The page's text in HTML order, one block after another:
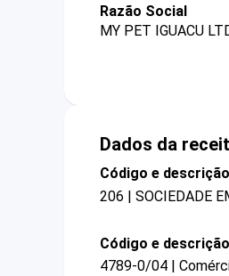
Razão Social
MY PET IGUACU
Dados da
Código e
206 | SOCIEDADE
Código e
4789-0/04 |